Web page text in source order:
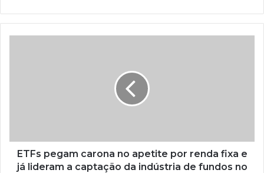
ETFs pegam carona no apetite por renda fixa e
já lideram a captação da indústria de fundos no